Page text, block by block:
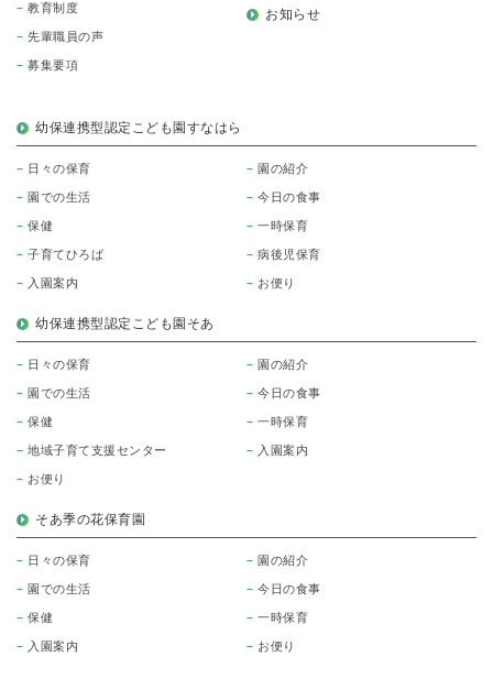
教育制度
先輩職員の声
募集要項
お知らせ
幼保連携型認定こども園すなはら
日々の保育 園の紹介
園での生活 今日の食事
保健 一時保育
子育てひろば 病後児保育
入園案内 お便り
幼保連携型認定こども園そあ
日々の保育 園の紹介
園での生活 今日の食事
保健 一時保育
地域子育て支援センター 入園案内
お便り
そあ季の花保育園
日々の保育 園の紹介
園での生活 今日の食事
保健 一時保育
入園案内 お便り